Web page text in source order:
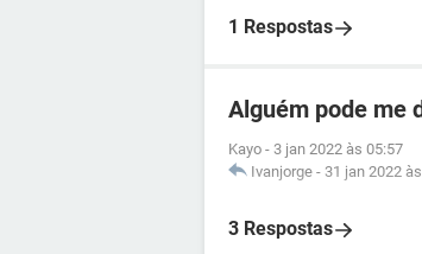
1 Respostas
Alguém pode me
Kayo - 3 jan 2022 às 05:57
Ivanjorge - 31 jan 2022
3 Respostas